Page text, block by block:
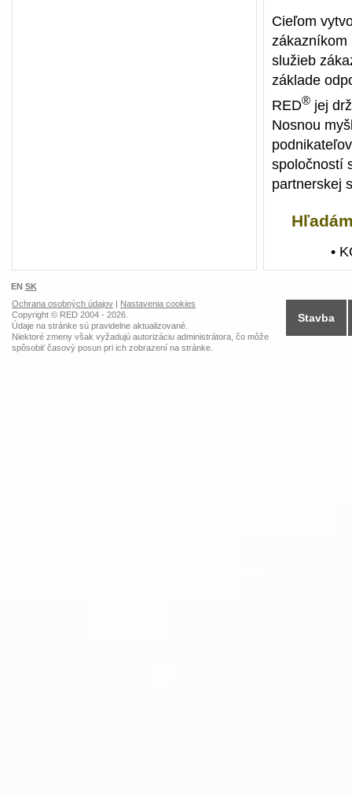
Cieľom
zákazníkom
služieb
základe
RED® jej
Nosnou
spoločností
partnerskej
•
Stavba
EN SK
Ochrana osobných údajov
Nastavenia cookies
Copyright © RED 2004 - 2026.
Údaje na stránke sú pravidelne aktualizované.
Niektoré zmeny však vyžadujú autorizáciu administrátora, čo môže
spôsobiť časový posun pri ich zobrazení na stránke.